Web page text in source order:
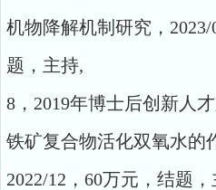
机物降解机制研究，
题，主持,
8，2019年博士后创新人
铁矿复合物活化双氧水的
2022/12，60万元，结题